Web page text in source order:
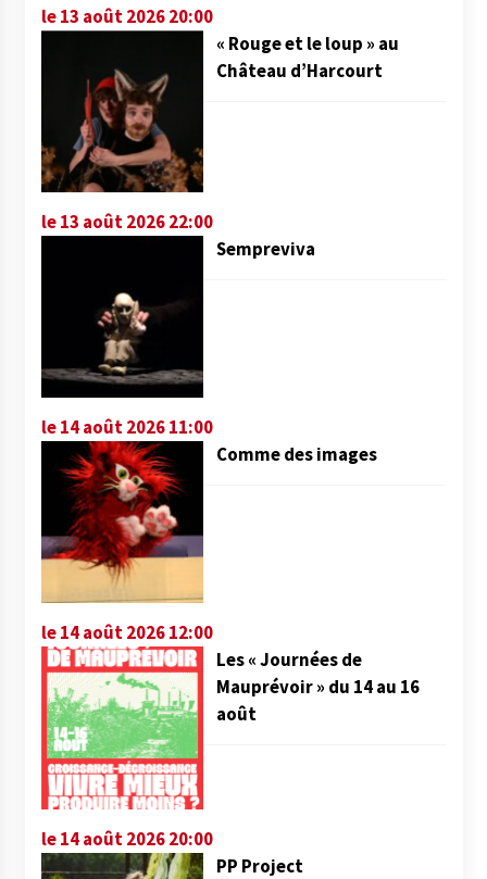
le 13 août 2026 20:00
« Rouge et le loup » au
Château d’Harcourt
le 13 août 2026 22:00
Sempreviva
le 14 août 2026 11:00
Comme des images
le 14 août 2026 12:00
Les « Journées de
Mauprévoir » du 14 au 16
août
le 14 août 2026 20:00
PP Project